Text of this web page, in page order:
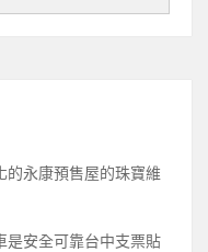
的永康預售屋的珠寶維
是安全可靠台中支票貼